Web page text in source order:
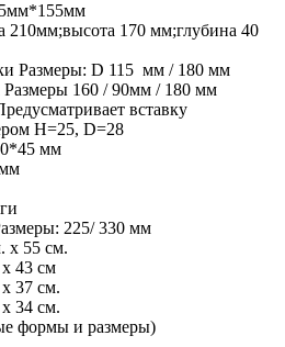
210мм;высота 170 мм;глубина 40
Размеры: D 115 мм / 180 мм
Размеры 160 / 90мм / 180 мм
вставку
H=25, D=28
мм
225/ 330 мм
х 55 см.
43 см
37 см.
34 см.
формы и размеры)